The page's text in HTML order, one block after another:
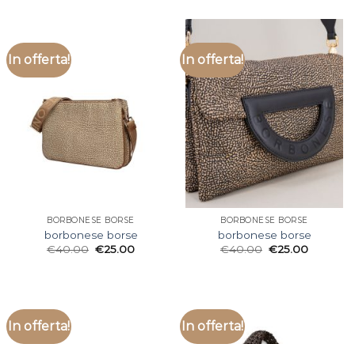
In offerta!
BORBONESE BORSE
borbonese borse
€40.00 €25.00
In offerta!
BORBONESE BORSE
borbonese borse
€40.00 €25.00
In offerta! In offerta!